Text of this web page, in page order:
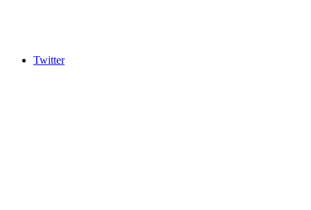
Twitter